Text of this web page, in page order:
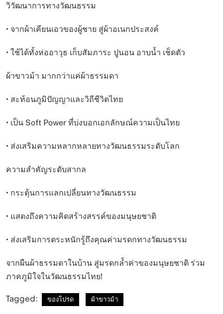
วิวัฒนาการทางวัฒนธรรม
• จากผ้าเคียนเอวของผู้ชาย สู่ผ้าอเนกประสงค์
• ใช้ได้ทั้งห่ออาวุธ เก็บสัมภาระ ปูนอน อาบน้ำ เช็ดตัว
ผ้าขาวม้า มากกว่าแค่ผ้าธรรมดา
• สะท้อนภูมิปัญญาและวิถีชีวิตไทย
• เป็น Soft Power ที่บ่งบอกเอกลักษณ์ความเป็นไทย
• ส่งเสริมความหลากหลายทางวัฒนธรรมระดับโลก
ความสำคัญระดับสากล
• กระตุ้นการแลกเปลี่ยนทางวัฒนธรรม
• แสดงถึงความคิดสร้างสรรค์ของมนุษยชาติ
• ส่งเสริมการตระหนักรู้ถึงคุณค่ามรดกทางวัฒนธรรม
จากผืนผ้าธรรมดาในบ้าน สู่มรดกล้ำค่าของมนุษยชาติ ร่วม
ภาคภูมิใจในวัฒนธรรมไทย!
Tagged: ของโปรด ผ้าขาวม้า